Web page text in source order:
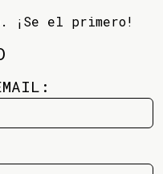
¡Se el primero!